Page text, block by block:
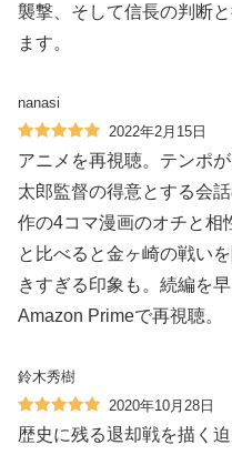
襲撃、そして信長の判断
ます。
nanasi
2022年2月15日
アニメを再視聴。テンポ
太郎監督の得意とする会
作の4コマ漫画のオチと相
と比べると金ヶ崎の戦い
きすぎる印象も。続編を
Amazon Primeで再視聴。
鈴木秀樹
2020年10月28日
歴史に残る退却戦を描く